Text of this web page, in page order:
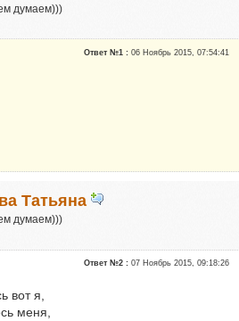
думаем)))
Ответ №1 :06 Ноябрь 2015, 07:54:41
Татьяна
думаем)))
Таня, часто говорю стихами)
Ответ №2 :07 Ноябрь 2015, 09:18:26
вот я,
меня,